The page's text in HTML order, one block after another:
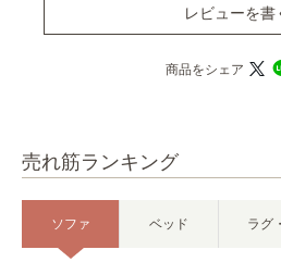
売れ筋ランキング
ソファ ベッド ラグ
レビューを書
商品をシェア